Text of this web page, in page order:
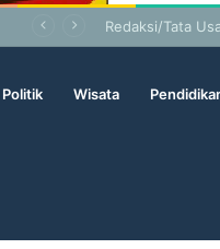
Redaksi/Tata
Politik Wisata